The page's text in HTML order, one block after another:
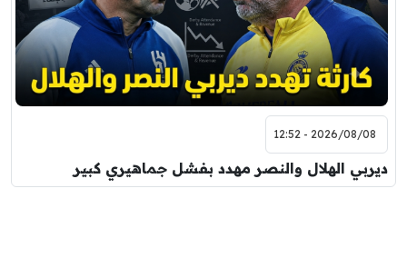
2026/08/08 - 12:52
ديربي الهلال والنصر مهدد بفشل جماهيري كبير